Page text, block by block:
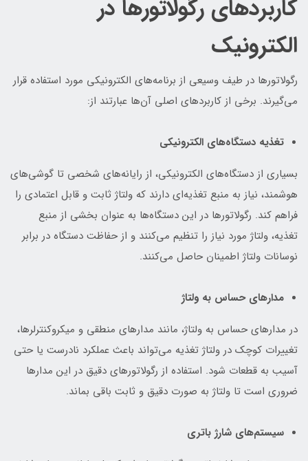
کاربردهای رگولاتورها در
الکترونیک
رگولاتورها در طیف وسیعی از برنامه‌های الکترونیکی مورد استفاده قرار
می‌گیرند. برخی از کاربردهای اصلی آن‌ها عبارتند از:
تغذیه دستگاه‌های الکترونیکی
بسیاری از دستگاه‌های الکترونیکی، از رایانه‌های شخصی تا گوشی‌های
هوشمند، نیاز به منبع تغذیه‌ای دارند که ولتاژ ثابت و قابل اعتمادی را
فراهم کند. رگولاتورها در این دستگاه‌ها به عنوان بخشی از منبع
تغذیه، ولتاژ مورد نیاز را تنظیم می‌کنند و از حفاظت دستگاه در برابر
نوسانات ولتاژ اطمینان حاصل می‌کنند.
مدارهای حساس به ولتاژ
در مدارهای حساس به ولتاژ، مانند مدارهای منطقی و میکروکنترلرها،
تغییرات کوچک در ولتاژ تغذیه می‌تواند باعث عملکرد نادرست یا حتی
آسیب به قطعات شود. استفاده از رگولاتورهای دقیق در این مدارها
ضروری است تا ولتاژ به صورت دقیق و ثابت باقی بماند.
سیستم‌های شارژ باتری